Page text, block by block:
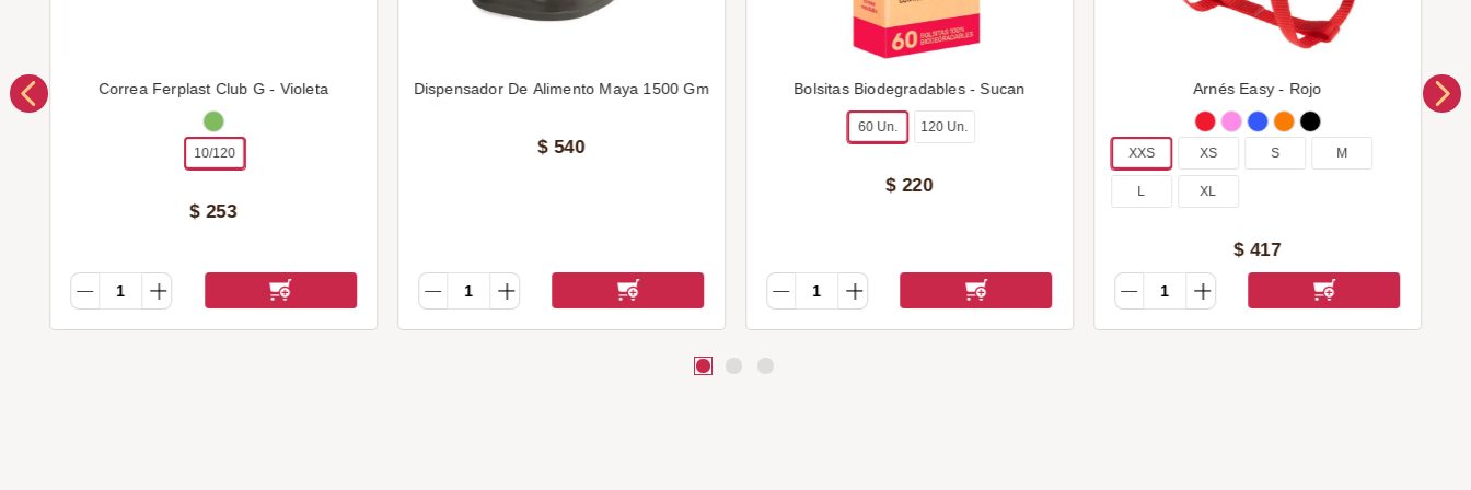
Correa Ferplast Club G - Violeta
10/120
$ 253
Dispensador De Alimento Maya 1500 Gm
$ 540
Bolsitas Biodegradables - Sucan
60 Un. 120 Un.
$ 220
Arnés Easy - Rojo
XXS XS S M
L XL
$ 417